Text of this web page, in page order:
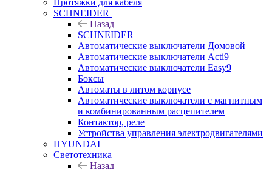
Протяжки для кабеля
SCHNEIDER
Назад
SCHNEIDER
Автоматические выключатели Домовой
Автоматические выключатели Acti9
Автоматические выключатели Easy9
Боксы
Автоматы в литом корпусе
Автоматические выключатели с магнитным
и комбинированным расцепителем
Контактор, реле
Устройства управления электродвигателями
HYUNDAI
Светотехника
Назад